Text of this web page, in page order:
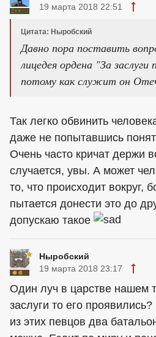
19 марта 2018 22:51
Цитата: Ныробский
Давно пора поставить
лицедея ордена "За
потому как служит он
Так легко обвинить
даже не попытавшись
Очень часто кричат держи
случается, увы. А может
то, что происходит вокруг,
пытается донести это до
допускаю такое
Ныробский
19 марта 2018 23:17
Один луч в царстве нашем
заслуги то его
из этих певцов два